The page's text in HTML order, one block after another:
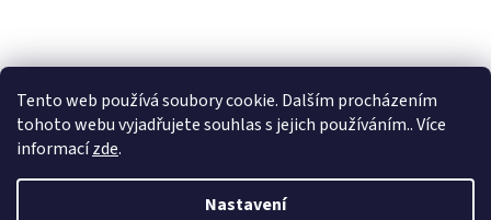
Tento web používá soubory cookie. Dalším procházením
tohoto webu vyjadřujete souhlas s jejich používáním.. Více
informacízde.
Nastavení
Vytvořil Shoptet